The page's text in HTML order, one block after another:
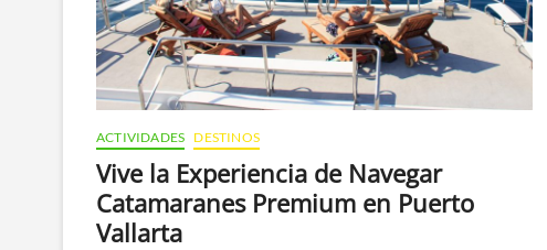
ACTIVIDADES DESTINOS
Vive la Experiencia de Navegar
Catamaranes Premium en Puerto
Vallarta